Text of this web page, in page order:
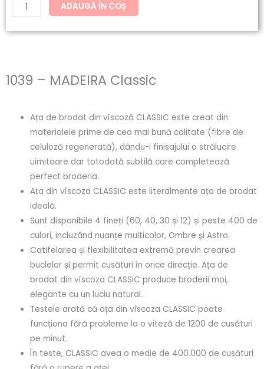
ADAUGĂ ÎN COȘ
1039 – MADEIRA Classic
Ața de brodat din vîscoză CLASSIC este creat din
materialele prime de cea mai bună calitate (fibre de
celuloză regenerată), dându-i finisajului o strălucire
uimitoare dar totodată subtilă care completează
perfect broderia.
Ața din vîscoza CLASSIC este literalmente ața de brodat
ideală.
Sunt disponibile 4 fineți (60, 40, 30 și 12) și peste 400 de
culori, incluzând nuanțe multicolor, Ombre și Astro.
Catifelarea și flexibilitatea extremă previn crearea
buclelor și permit cusături în orice direcție. Ața de
brodat din vîscoza CLASSIC produce broderii moi,
elegante cu un luciu natural.
Testele arată că ața din vîscoza CLASSIC poate
funcționa fără probleme la o viteză de 1200 de cusături
pe minut.
În teste, CLASSIC avea o medie de 400.000 de cusături